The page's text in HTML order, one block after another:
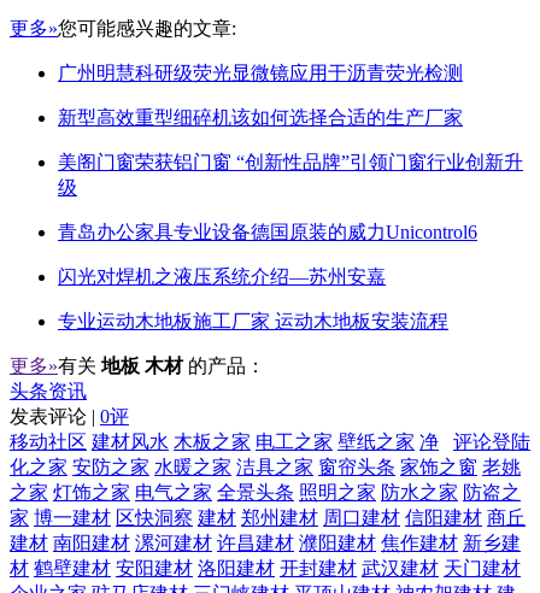
更多»您可能感兴趣的文章:
广州明慧科研级荧光显微镜应用于沥青荧光检测
新型高效重型细碎机该如何选择合适的生产厂家
美阁门窗荣获铝门窗 “创新性品牌”引领门窗行业创新升
级
青岛办公家具专业设备德国原装的威力Unicontrol6
闪光对焊机之液压系统介绍—苏州安嘉
专业运动木地板施工厂家 运动木地板安装流程
更多»有关 地板 木材 的产品：
头条资讯
发表评论 | 0评
评论登陆
移动社区 建材风水 木板之家 电工之家 壁纸之家 净
化之家 安防之家 水暖之家 洁具之家 窗帘头条 家饰之窗 老姚
之家 灯饰之家 电气之家 全景头条 照明之家 防水之家 防盗之
家 博一建材 区快洞察 建材 郑州建材 周口建材 信阳建材 商丘
建材 南阳建材 漯河建材 许昌建材 濮阳建材 焦作建材 新乡建
材 鹤壁建材 安阳建材 洛阳建材 开封建材 武汉建材 天门建材